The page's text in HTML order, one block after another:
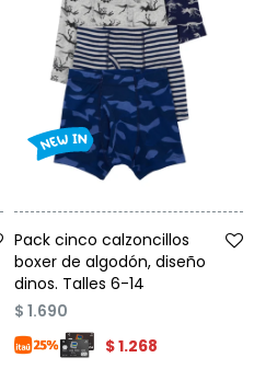
Pack cinco calzoncillos
boxer de algodón, diseño
dinos. Talles 6-14
$ 1.690
$1.268